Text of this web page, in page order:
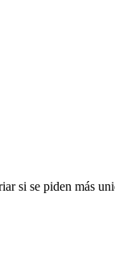
si se piden más